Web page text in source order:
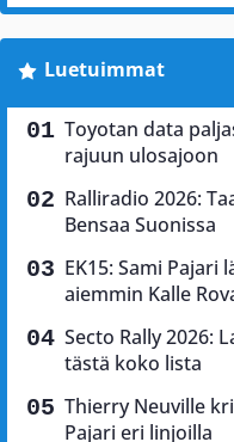
Luetuimmat
Toyotan data
rajuun ulosajoon
Ralliradio 2026:
Bensaa Suonissa
EK15: Sami Pajari
aiemmin Kalle
Secto Rally 2026:
tästä koko lista
Thierry Neuville
Pajari eri linjoilla